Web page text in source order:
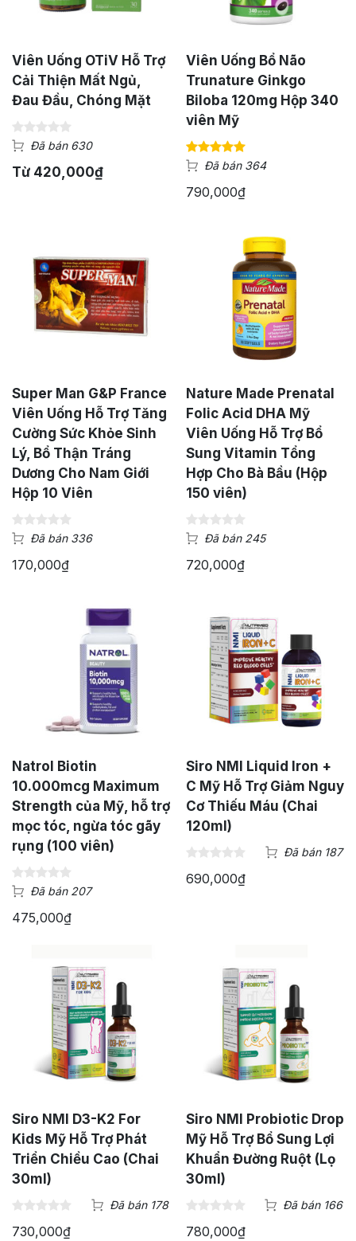
Viên Uống OTiV Hỗ Trợ
Cải Thiện Mất Ngủ,
Đau Đầu, Chóng Mặt
Đã bán 630
Từ 420,000₫
Viên Uống Bổ Não
Trunature Ginkgo
Biloba 120mg Hộp 340
viên Mỹ
Đã bán 364
790,000₫
Super Man G&P France
Viên Uống Hỗ Trợ Tăng
Cường Sức Khỏe Sinh
Lý, Bổ Thận Tráng
Dương Cho Nam Giới
Hộp 10 Viên
Đã bán 336
170,000₫
Nature Made Prenatal
Folic Acid DHA Mỹ
Viên Uống Hỗ Trợ Bổ
Sung Vitamin Tổng
Hợp Cho Bà Bầu (Hộp
150 viên)
Đã bán 245
720,000₫
Natrol Biotin
10.000mcg Maximum
Strength của Mỹ, hỗ trợ
mọc tóc, ngừa tóc gãy
rụng (100 viên)
Đã bán 207
475,000₫
Siro NMI Liquid Iron +
C Mỹ Hỗ Trợ Giảm Nguy
Cơ Thiếu Máu (Chai
120ml)
Đã bán 187
690,000₫
Siro NMI D3-K2 For
Kids Mỹ Hỗ Trợ Phát
Triển Chiều Cao (Chai
30ml)
Đã bán 178
730,000₫
Siro NMI Probiotic Drop
Mỹ Hỗ Trợ Bổ Sung Lợi
Khuẩn Đường Ruột (Lọ
30ml)
Đã bán 166
780,000₫